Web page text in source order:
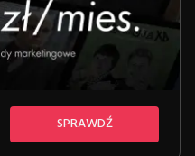
SPRAWDŹ